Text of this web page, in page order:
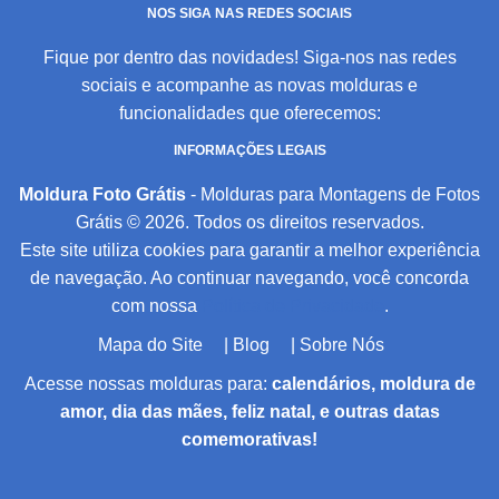
NOS SIGA NAS REDES SOCIAIS
Fique por dentro das novidades! Siga-nos nas redes
sociais e acompanhe as novas molduras e
funcionalidades que oferecemos:
INFORMAÇÕES LEGAIS
Moldura Foto Grátis - Molduras para Montagens de Fotos
Grátis © 2026. Todos os direitos reservados.
Este site utiliza cookies para garantir a melhor experiência
de navegação. Ao continuar navegando, você concorda
com nossa
.
Mapa do Site Blog Sobre Nós
Acesse nossas molduras para: calendários, moldura de
amor, dia das mães, feliz natal, e outras datas
comemorativas!